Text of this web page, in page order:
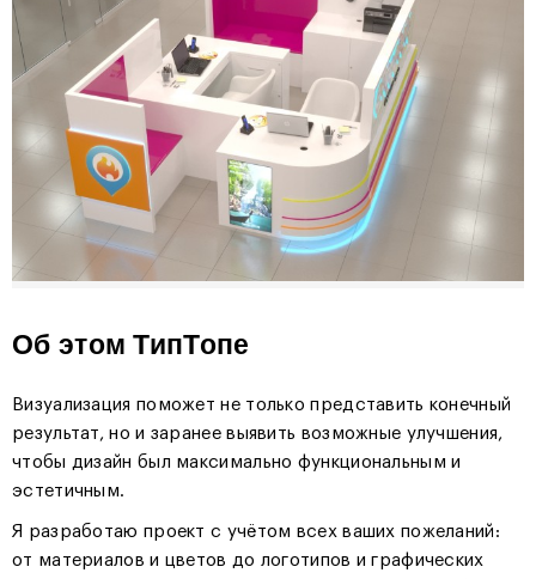
Об этом ТипТопе
Визуализация поможет не только представить конечный
результат, но и заранее выявить возможные улучшения,
чтобы дизайн был максимально функциональным и
эстетичным.
Я разработаю проект с учётом всех ваших пожеланий:
от материалов и цветов до логотипов и графических